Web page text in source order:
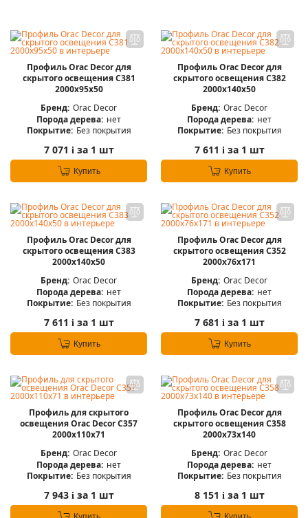
Профиль Orac Decor для
скрытого освещения C381
2000х95х50
Бренд: Orac Decor
Порода дерева: нет
Покрытие: Без покрытия
7 071 iза 1 шт
Купить
Профиль Orac Decor для
скрытого освещения C382
2000х140х50
Бренд: Orac Decor
Порода дерева: нет
Покрытие: Без покрытия
7 611 iза 1 шт
Купить
Профиль Orac Decor для
скрытого освещения C383
2000х140х50
Бренд: Orac Decor
Порода дерева: нет
Покрытие: Без покрытия
7 611 iза 1 шт
Купить
Профиль Orac Decor для
скрытого освещения C352
2000х76х171
Бренд: Orac Decor
Порода дерева: нет
Покрытие: Без покрытия
7 681 iза 1 шт
Купить
Профиль для скрытого
освещения Orac Decor C357
2000х110х71
Бренд: Orac Decor
Порода дерева: нет
Покрытие: Без покрытия
7 943 iза 1 шт
Профиль Orac Decor для
скрытого освещения C358
2000х73х140
Бренд: Orac Decor
Порода дерева: нет
Покрытие: Без покрытия
8 151 iза 1 шт